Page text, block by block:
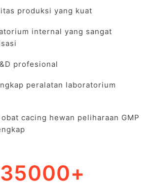
produksi yang kuat
internal yang sangat
profesional
peralatan laboratorium
cacing hewan peliharaan GMP
35000+